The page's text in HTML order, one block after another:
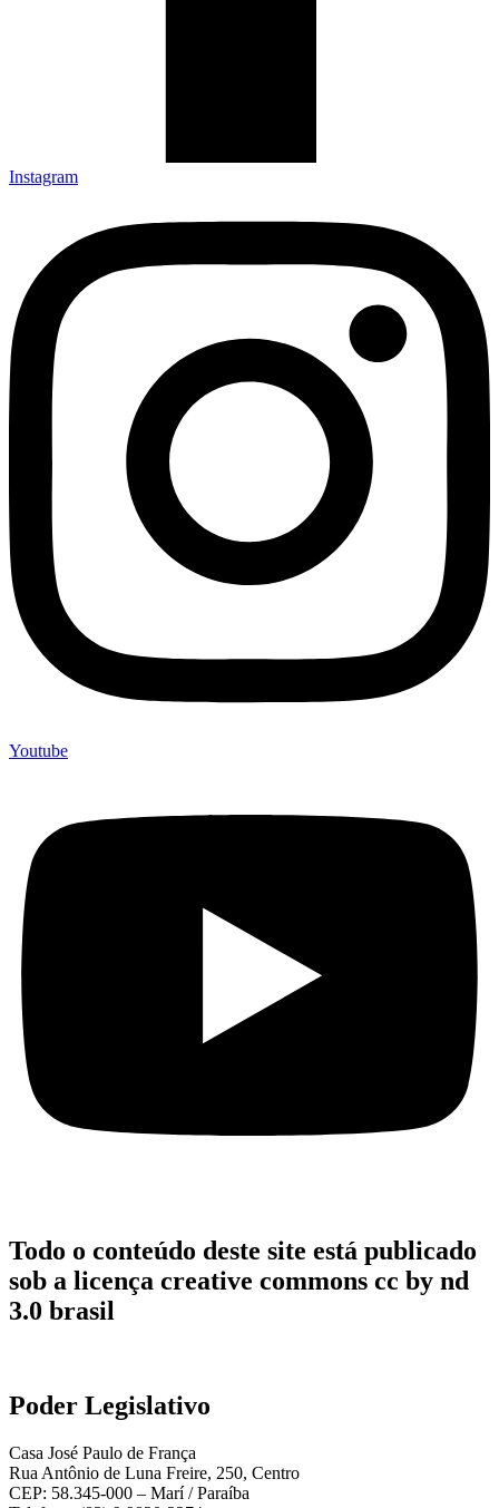
Instagram
Youtube
Todo o conteúdo deste site está publicado
sob a licença creative commons cc by nd
3.0 brasil
Poder Legislativo
Casa José Paulo de França
Rua Antônio de Luna Freire, 250, Centro
CEP: 58.345-000 – Marí / Paraíba